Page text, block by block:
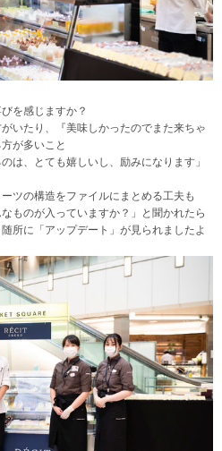
を感じますか？
いたり、『美味しかったのでまた来ちゃ
が多いこと
は、とても嬉しいし、励みになります」
ツの構造をファイルにまとめる工夫も
ものが入っていますか？」と聞かれたら
所に「アップデート」が見られましたよ